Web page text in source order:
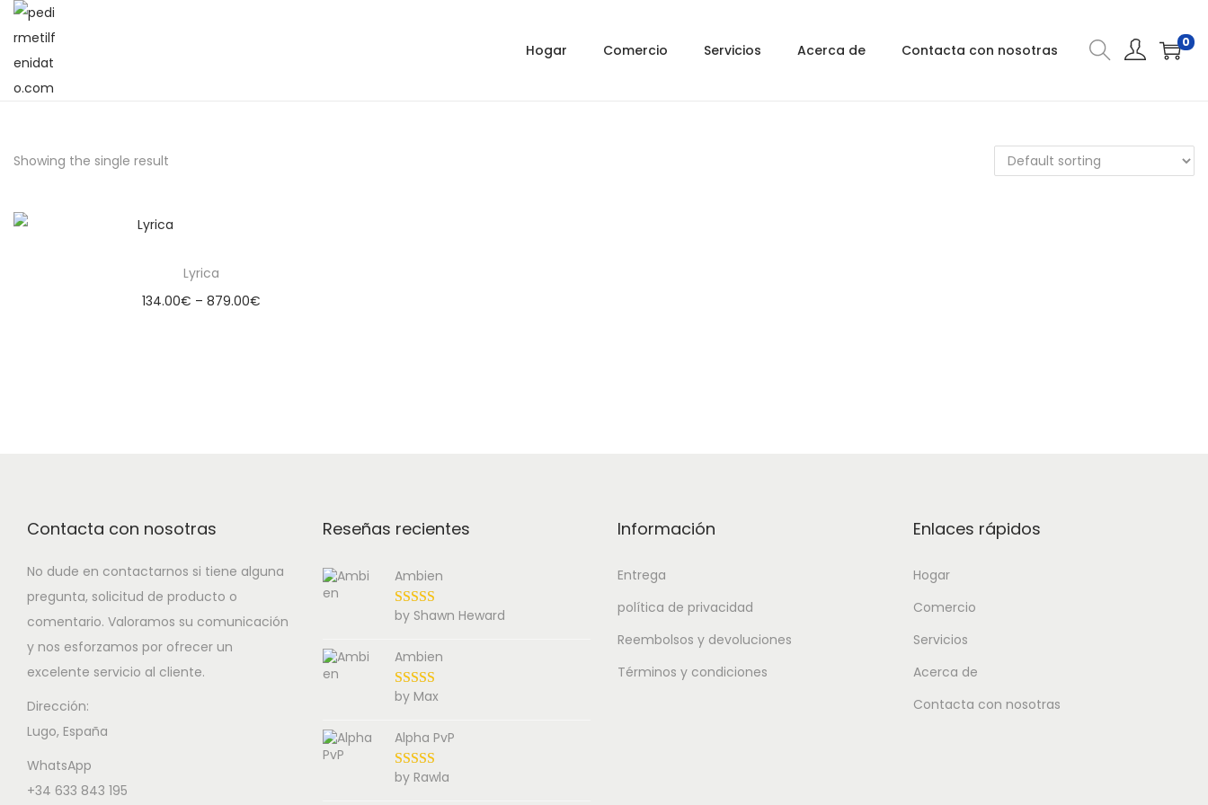
Hogar Comercio Servicios Acerca de Contacta con nosotras 0
Showing the single result
Lyrica
134.00€ – 879.00€
Contacta con nosotras
No dude en contactarnos si tiene alguna
pregunta, solicitud de producto o
comentario. Valoramos su comunicación
y nos esforzamos por ofrecer un
excelente servicio al cliente.
Dirección:
Lugo, España
WhatsApp
+34 633 843 195
Reseñas recientes
Ambien
by Shawn Heward
Ambien
by Max
Alpha PvP
by Rawla
Información
Entrega
política de privacidad
Reembolsos y devoluciones
Términos y condiciones
Enlaces rápidos
Hogar
Comercio
Servicios
Acerca de
Contacta con nosotras